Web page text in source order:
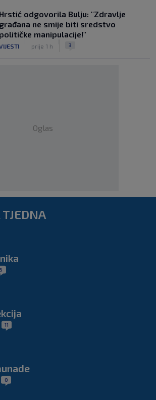
Hrstić odgovorila Bulju: "Zdravlje
građana ne smije biti sredstvo
političke manipulacije!"
prije 1 h 3
Oglas
5
11
0